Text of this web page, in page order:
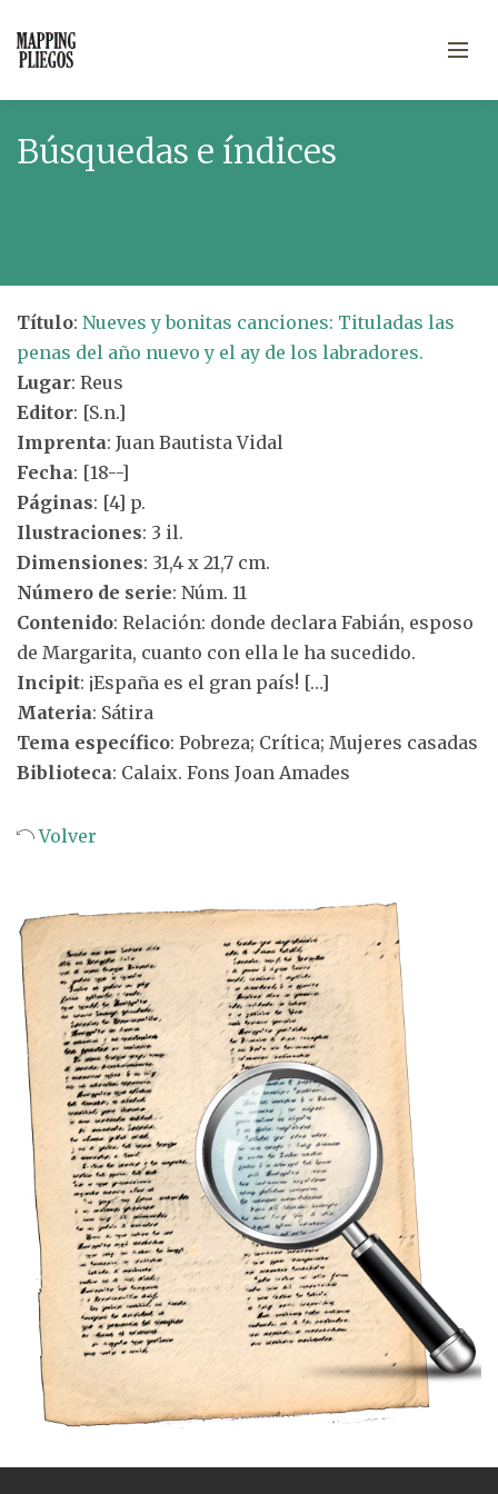
Búsquedas e índices
Título: Nueves y bonitas canciones: Tituladas las
penas del año nuevo y el ay de los labradores.
Lugar: Reus
Editor: [S.n.]
Imprenta: Juan Bautista Vidal
Fecha: [18--]
Páginas: [4] p.
Ilustraciones: 3 il.
Dimensiones: 31,4 x 21,7 cm.
Número de serie: Núm. 11
Contenido: Relación: donde declara Fabián, esposo
de Margarita, cuanto con ella le ha sucedido.
Incipit: ¡España es el gran país! […]
Materia: Sátira
Tema específico: Pobreza; Crítica; Mujeres casadas
Biblioteca: Calaix. Fons Joan Amades
Volver